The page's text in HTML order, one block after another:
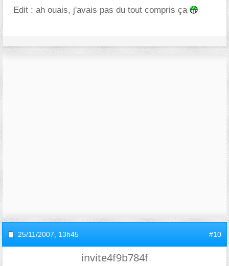
Edit : ah ouais, j'avais pas du tout compris ça
25/11/2007, 13h45 #10
invite4f9b784f